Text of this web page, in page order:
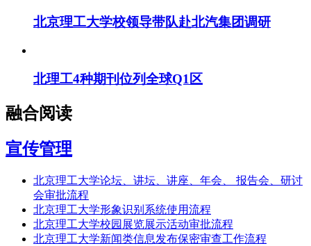
北京理工大学校领导带队赴北汽集团调研
北理工4种期刊位列全球Q1区
融合阅读
宣传管理
北京理工大学论坛、讲坛、讲座、年会、 报告会、研讨
会审批流程
北京理工大学形象识别系统使用流程
北京理工大学校园展览展示活动审批流程
北京理工大学新闻类信息发布保密审查工作流程